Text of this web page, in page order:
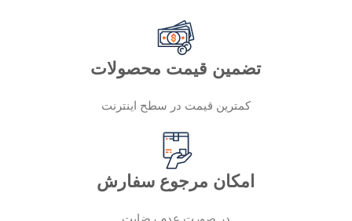
تضمین قیمت محصولات
کمترین قیمت در سطح اینترنت
امکان مرجوع سفارش
در صورت عدم رضایت